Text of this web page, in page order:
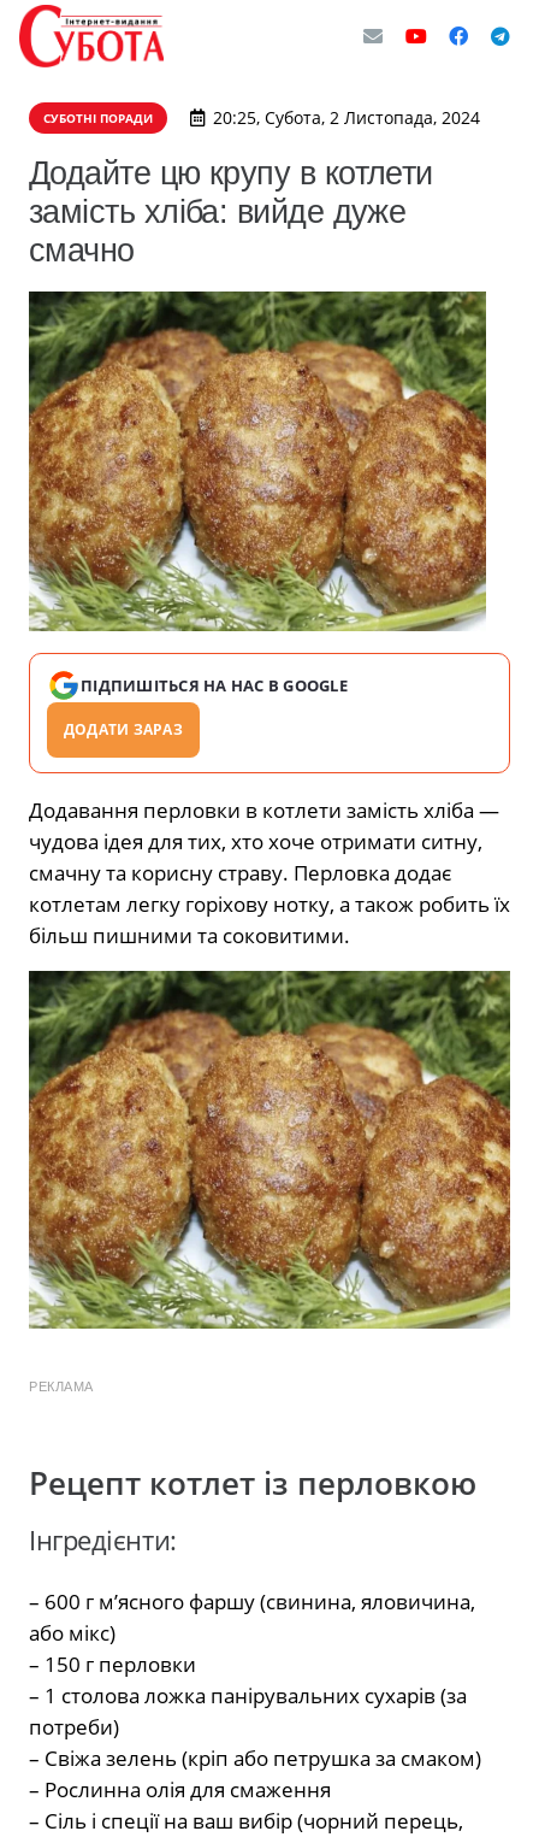
СУБОТНІ ПОРАДИ 20:25, Субота, 2 Листопада, 2024
Додайте цю крупу в котлети
замість хліба: вийде дуже
смачно
ПІДПИШІТЬСЯ НА НАС В GOOGLE
ДОДАТИ ЗАРАЗ
Додавання перловки в котлети замість хліба —
чудова ідея для тих, хто хоче отримати ситну,
смачну та корисну страву. Перловка додає
котлетам легку горіхову нотку, а також робить їх
більш пишними та соковитими.
РЕКЛАМА
Рецепт котлет із перловкою
Інгредієнти:
– 600 г м’ясного фаршу (свинина, яловичина,
або мікс)
– 150 г перловки
– 1 столова ложка панірувальних сухарів (за
потреби)
– Свіжа зелень (кріп або петрушка за смаком)
– Рослинна олія для смаження
– Сіль і спеції на ваш вибір (чорний перець,